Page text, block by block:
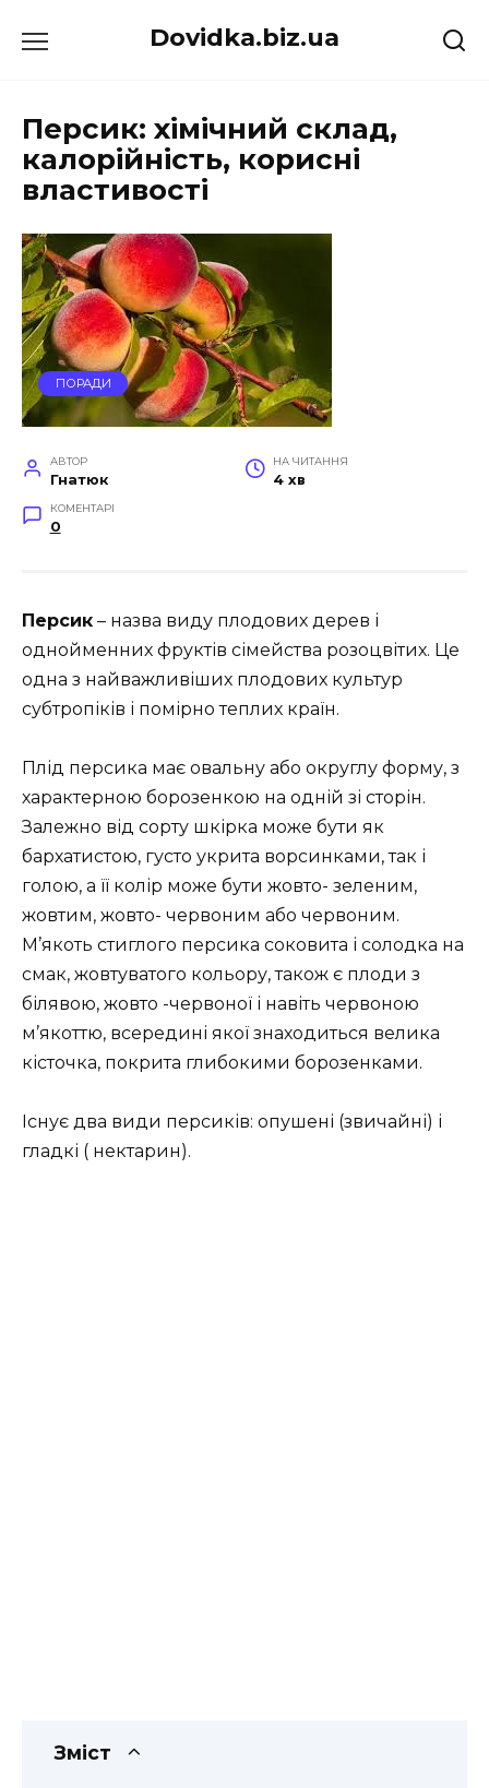
до
Dovidka.biz.ua
Персик: хімічний склад,
калорійність, корисні
властивості
ПОРАДИ
АВТОР
Гнатюк
НА ЧИТАННЯ
4 хв
КОМЕНТАРІ
0
Персик – назва виду плодових дерев і
однойменних фруктів сімейства розоцвітих. Це
одна з найважливіших плодових культур
субтропіків і помірно теплих країн.
Плід персика має овальну або округлу форму, з
характерною борозенкою на одній зі сторін.
Залежно від сорту шкірка може бути як
бархатистою, густо укрита ворсинками, так і
голою, а її колір може бути жовто- зеленим,
жовтим, жовто- червоним або червоним.
М’якоть стиглого персика соковита і солодка на
смак, жовтуватого кольору, також є плоди з
білявою, жовто -червоної і навіть червоною
м’якоттю, всередині якої знаходиться велика
кісточка, покрита глибокими борозенками.
Існує два види персиків: опушені (звичайні) і
гладкі ( нектарин).
Зміст